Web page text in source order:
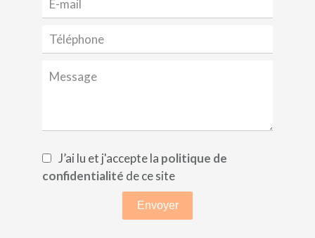
J’ai lu et j'accepte la politique de
confidentialité de ce site
Envoyer